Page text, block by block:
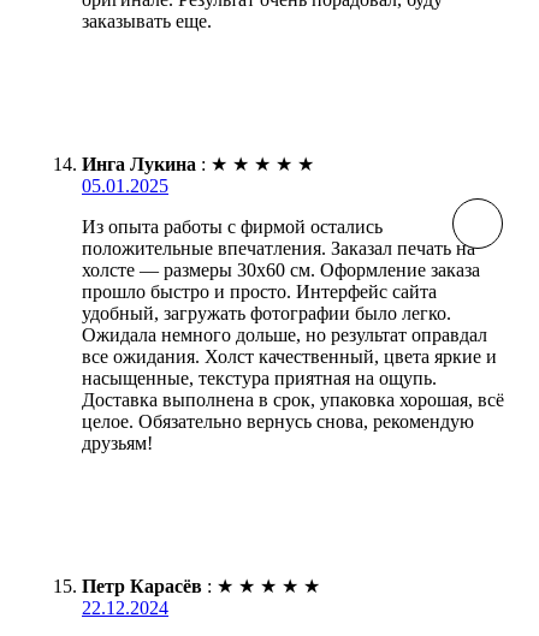
заказывать еще.
Инга Лукина : ★ ★ ★ ★ ★
05.01.2025
Из опыта работы с фирмой остались
положительные впечатления. Заказал печать на
холсте — размеры 30х60 см. Оформление заказа
прошло быстро и просто. Интерфейс сайта
удобный, загружать фотографии было легко.
Ожидала немного дольше, но результат оправдал
все ожидания. Холст качественный, цвета яркие и
насыщенные, текстура приятная на ощупь.
Доставка выполнена в срок, упаковка хорошая, всё
целое. Обязательно вернусь снова, рекомендую
друзьям!
Петр Карасёв : ★ ★ ★ ★ ★
22.12.2024